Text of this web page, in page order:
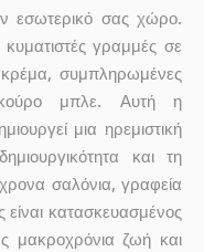
εσωτερικό σας χώρο.
γραμμές σε
συμπληρωμένες
μπλε. Αυτή η
μια ηρεμιστική
και τη
σαλόνια, γραφεία
κατασκευασμένος
μακροχρόνια ζωή και